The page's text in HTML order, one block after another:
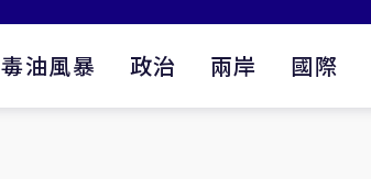
毒油風暴 政治 兩岸 國際